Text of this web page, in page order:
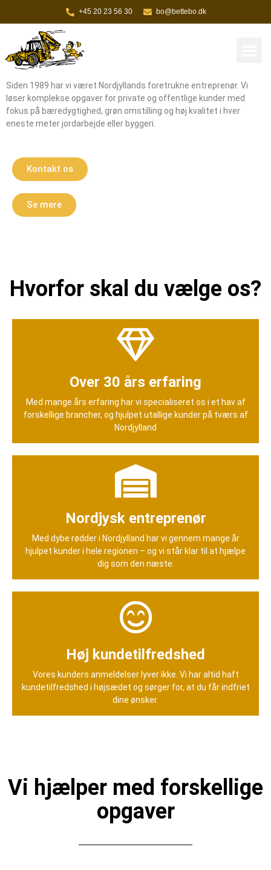
+45 20 23 56 30 bo@bettebo.dk
Siden 1989 har vi været Nordjyllands foretrukne entreprenør. Vi
løser komplekse opgaver for private og offentlige kunder med
fokus på bæredygtighed, grøn omstilling og høj kvalitet i hver
eneste meter jordarbejde eller byggeri.
Kontakt os
Se mere
Hvorfor skal du vælge os?
Over 30 års erfaring
Med mange års erfaring har vi specialiseret os i et hav af
forskellige brancher, og hjulpet utallige kunder på tværs af
Nordjylland
Nordjysk entreprenør
Med dybe rødder i Nordjylland har vi gennem mange år
hjulpet kunder i hele regionen – og vi står klar til at hjælpe
dig som den næste.
Høj kundetilfredshed
Vores kunders anmeldelser lyver ikke. Vi har altid haft
kundetilfredshed i højsædet og sørger for, at du får indfriet
dine ønsker.
Vi hjælper med forskellige
opgaver